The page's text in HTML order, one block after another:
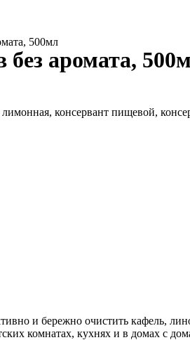
500мл
аромата,
консервант пищевой,
и бережно очистить кафель,
комнатах, кухнях и в домах с